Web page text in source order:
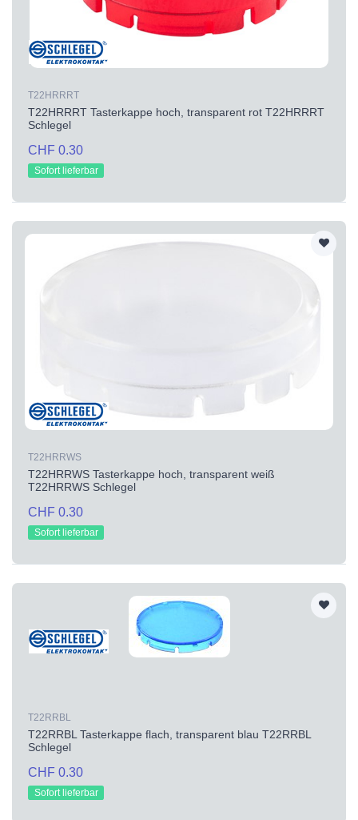
T22HRRRT
T22HRRRT Tasterkappe hoch, transparent rot T22HRRRT
Schlegel
CHF 0.30
Sofort lieferbar
T22HRRWS
T22HRRWS Tasterkappe hoch, transparent weiß
T22HRRWS Schlegel
CHF 0.30
Sofort lieferbar
T22RRBL
T22RRBL Tasterkappe flach, transparent blau T22RRBL
Schlegel
CHF 0.30
Sofort lieferbar